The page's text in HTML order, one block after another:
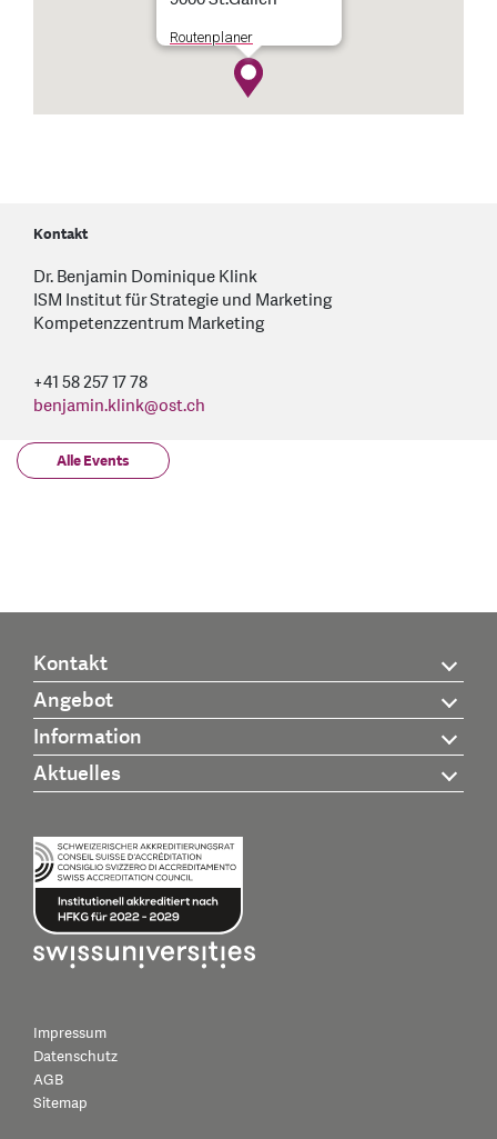
Routenplaner
Kontakt
Dr. Benjamin Dominique Klink
ISM Institut für Strategie und Marketing
Kompetenzzentrum Marketing
+41 58 257 17 78
benjamin.klink@ost.ch
Alle Events
Kontakt
Angebot
Information
Aktuelles
Impressum
Datenschutz
AGB
Sitemap